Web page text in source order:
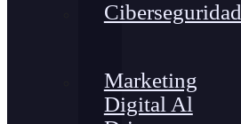
Ciberseguridad
Marketing
Digital Al